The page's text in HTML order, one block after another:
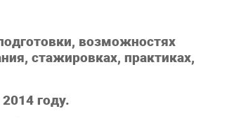
возможностях
стажировках, практиках,
году.